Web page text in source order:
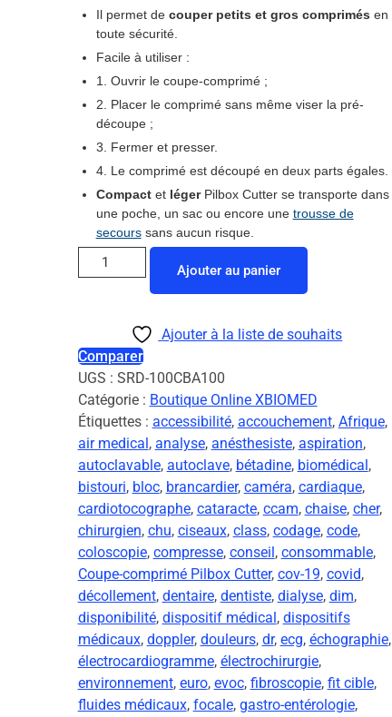
Il permet decouper petits et gros comprimés en
toute sécurité.
Facile à utiliser :
1. Ouvrir le coupe-comprimé ;
2. Placer le comprimé sans même viser la pré-
découpe ;
3. Fermer et presser.
4. Le comprimé est découpé en deux parts égales.
Compactet légerPilbox Cutter se transporte dans
une poche, un sac ou encore une trousse de
secourssans aucun risque.
Ajouter au panier
Ajouter à la liste de souhaits
Comparer
UGS : SRD-100CBA100
Catégorie : Boutique Online XBIOMED
Étiquettes : accessibilité, accouchement, Afrique,
air medical , analyse, anésthesiste, aspiration,
autoclavable, autoclave, bétadine, biomédical ,
bistouri, bloc, brancardier, caméra, cardiaque,
cardiotocographe, cataracte, ccam, chaise, cher,
chirurgien, chu, ciseaux, class, codage, code,
coloscopie, compresse, conseil , consommable,
Coupe-comprimé Pilbox Cutter, cov-19, covid,
décollement, dentaire, dentiste, dialyse, dim,
disponibilité, dispositif médical , dispositifs
médicaux, doppler, douleurs, dr, ecg, échographie,
électrocardiogramme, électrochirurgie,
environnement, euro, evoc, fibroscopie, fit cible,
fluides médicaux, focale, gastro-entérologie,